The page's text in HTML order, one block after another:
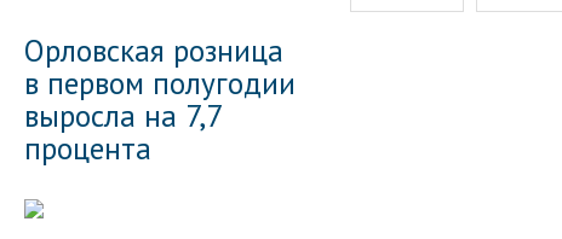
Орловская розница
в первом полугодии
выросла на 7,7
процента